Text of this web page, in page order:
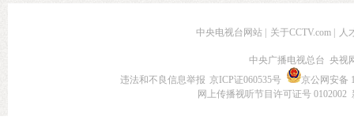
中央电视台网站 关于CCTV.com 人
中央广播电视总台 央视
违法和不良信息举报 京ICP证060535号
京公网安备
网上传播视听节目许可证号 0102002